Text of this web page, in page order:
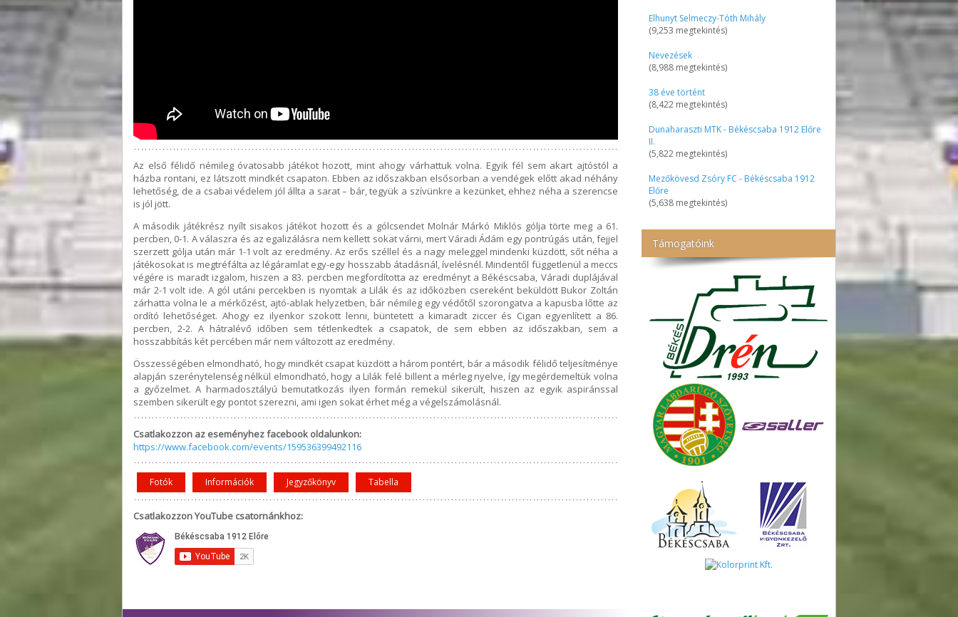
Elhunyt Selmeczy-Tóth Mihály
(9,253 megtekintés)
Nevezések
(8,988 megtekintés)
38 éve történt
(8,422 megtekintés)
Dunaharaszti MTK - Békéscsaba 1912 Előre
II.
(5,822 megtekintés)
Mezőkövesd Zsóry FC - Békéscsaba 1912
Előre
(5,638 megtekintés)
Támogatóink
Az első félidő némileg óvatosabb játékot hozott, mint ahogy várhattuk volna. Egyik fél sem akart ajtóstól a
házba rontani, ez látszott mindkét csapaton. Ebben az időszakban elsősorban a vendégek előtt akad néhány
lehetőség, de a csabai védelem jól állta a sarat – bár, tegyük a szívünkre a kezünket, ehhez néha a szerencse
is jól jött.
A második játékrész nyílt sisakos játékot hozott és a gólcsendet Molnár Márkó Miklós gólja törte meg a 61.
percben, 0-1. A válaszra és az egalizálásra nem kellett sokat várni, mert Váradi Ádám egy pontrúgás után, fejjel
szerzett gólja után már 1-1 volt az eredmény. Az erős széllel és a nagy meleggel mindenki küzdött, sőt néha a
játékosokat is megtréfálta az légáramlat egy-egy hosszabb átadásnál, ívelésnél. Mindentől függetlenül a meccs
végére is maradt izgalom, hiszen a 83. percben megfordította az eredményt a Békéscsaba, Váradi duplájával
már 2-1 volt ide. A gól utáni percekben is nyomtak a Lilák és az időközben csereként beküldött Bukor Zoltán
zárhatta volna le a mérkőzést, ajtó-ablak helyzetben, bár némileg egy védőtől szorongatva a kapusba lőtte az
ordító lehetőséget. Ahogy ez ilyenkor szokott lenni, büntetett a kimaradt ziccer és Cigan egyenlített a 86.
percben, 2-2. A hátralévő időben sem tétlenkedtek a csapatok, de sem ebben az időszakban, sem a
hosszabbítás két percében már nem változott az eredmény.
Összességében elmondható, hogy mindkét csapat küzdött a három pontért, bár a második félidő teljesítménye
alapján szerénytelenség nélkül elmondható, hogy a Lilák felé billent a mérleg nyelve, így megérdemeltük volna
a győzelmet. A harmadosztályú bemutatkozás ilyen formán remekül sikerült, hiszen az egyik aspiránssal
szemben sikerült egy pontot szerezni, ami igen sokat érhet még a végelszámolásnál.
Csatlakozzon az eseményhez facebook oldalunkon:
https://www.facebook.com/events/159536399492116
Fotók Információk Jegyzőkönyv Tabella
Csatlakozzon YouTube csatornánkhoz: